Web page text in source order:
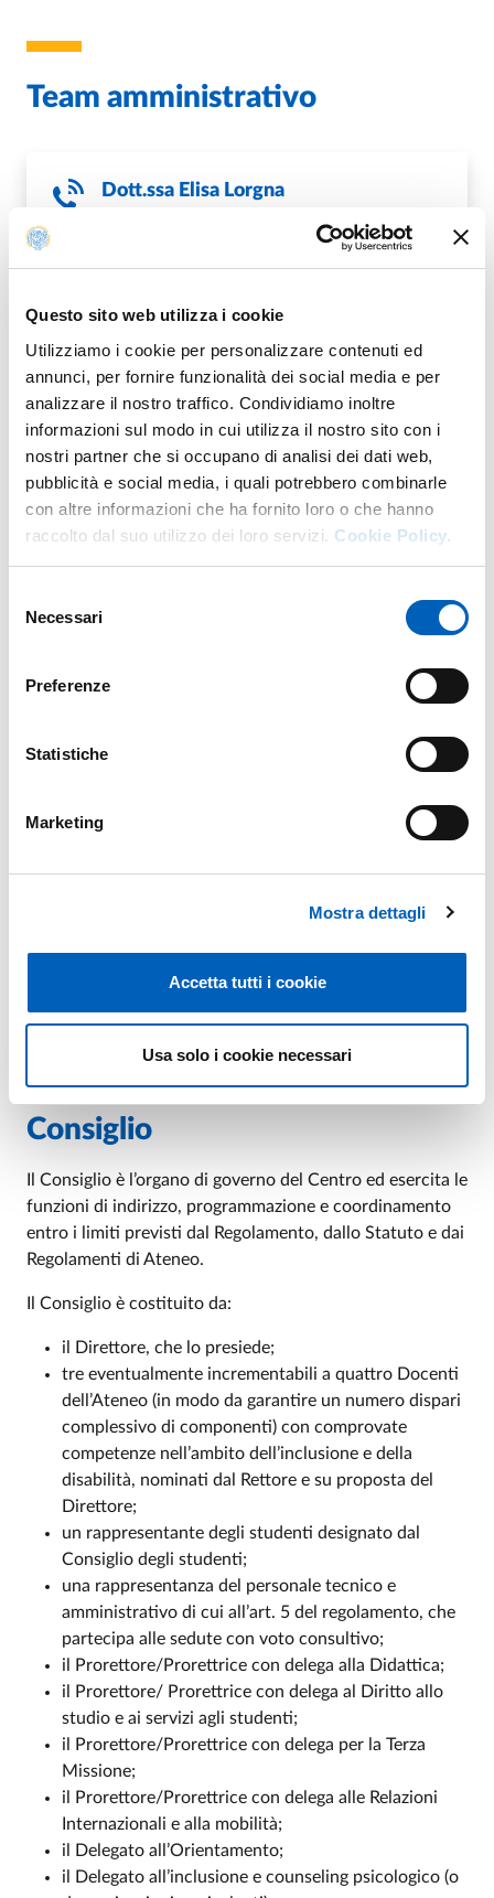
Questo sito web utilizza i cookie
Utilizziamo i cookie per personalizzare contenuti ed
annunci, per fornire funzionalità dei social media e per
analizzare il nostro traffico. Condividiamo inoltre
informazioni sul modo in cui utilizza il nostro sito con i
nostri partner che si occupano di analisi dei dati web,
pubblicità e social media, i quali potrebbero combinarle
con altre informazioni che ha fornito loro o che hanno
raccolto dal suo utilizzo dei loro servizi. Cookie Policy.
delNecessari
Preferenze
Statistiche
Marketing
Mostra dettagli
Accetta tutti i cookie
Usa solo i cookie necessari
Team amministrativo
Dott.ssa Elisa Lorgna
Dott.ssa Francesca Salvini
T. +39 0521 903509
francesca.salvini@unipr.it
E.
ABOUT ROBERTO BERGONZI
Consiglio
Il Consiglio è l’organo di governo del Centro ed esercita le
funzioni di indirizzo, programmazione e coordinamento
entro i limiti previsti dal Regolamento, dallo Statuto e dai
Regolamenti di Ateneo.
Il Consiglio è costituito da:
il Direttore, che lo presiede;
tre eventualmente incrementabili a quattro Docenti
dell’Ateneo (in modo da garantire un numero dispari
complessivo di componenti) con comprovate
competenze nell’ambito dell’inclusione e della
disabilità, nominati dal Rettore e su proposta del
Direttore;
un rappresentante degli studenti designato dal
Consiglio degli studenti;
una rappresentanza del personale tecnico e
amministrativo di cui all’art. 5 del regolamento, che
partecipa alle sedute con voto consultivo;
il Prorettore/Prorettrice con delega alla Didattica;
il Prorettore/ Prorettrice con delega al Diritto allo
studio e ai servizi agli studenti;
il Prorettore/Prorettrice con delega per la Terza
Missione;
il Prorettore/Prorettrice con delega alle Relazioni
Internazionali e alla mobilità;
il Delegato all’Orientamento;
il Delegato all’inclusione e counseling psicologico (o